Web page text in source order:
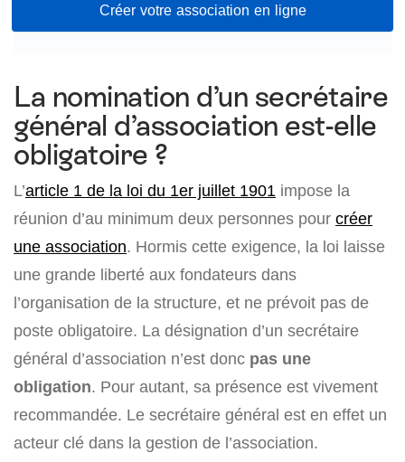
Créer votre association en ligne
La nomination d’un secrétaire
général d’association est-elle
obligatoire ?
L’article 1 de la loi du 1er juillet 1901 impose la
réunion d’au minimum deux personnes pour créer
une association. Hormis cette exigence, la loi laisse
une grande liberté aux fondateurs dans
l’organisation de la structure, et ne prévoit pas de
poste obligatoire. La désignation d’un secrétaire
général d’association n’est donc pas une
obligation. Pour autant, sa présence est vivement
recommandée. Le secrétaire général est en effet un
acteur clé dans la gestion de l’association.